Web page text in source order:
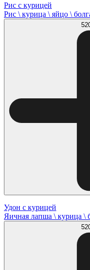
Рис с курицей
Рис \ курица \ яйцо \
Удон с курицей
Яичная лапша \ курица \